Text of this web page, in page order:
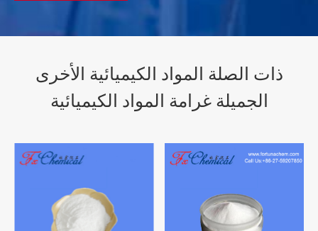
ذات الصلة المواد الكيميائية الأخرى
الجميلة غرامة المواد الكيميائية